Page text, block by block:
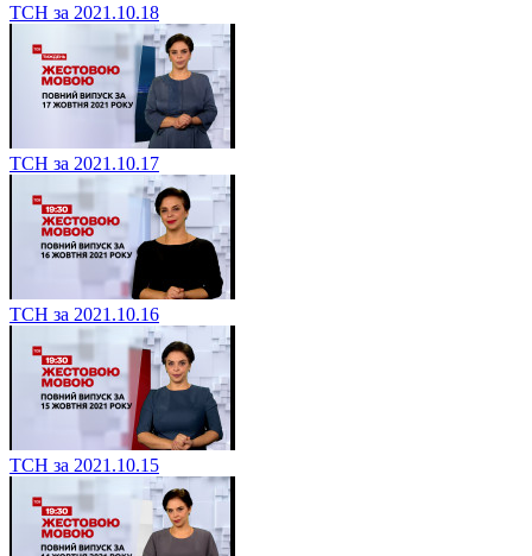
ТСН за 2021.10.18
ТСН за 2021.10.17
ТСН за 2021.10.16
ТСН за 2021.10.15